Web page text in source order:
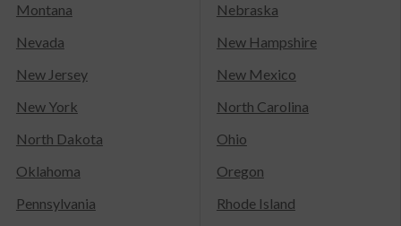
Montana
Nebraska
Nevada
New Hampshire
New Jersey
New Mexico
New York
North Carolina
North Dakota
Ohio
Oklahoma
Oregon
Pennsylvania
Rhode Island